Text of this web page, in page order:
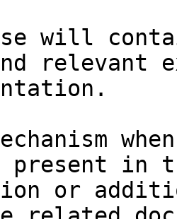
will
relevant
in
or